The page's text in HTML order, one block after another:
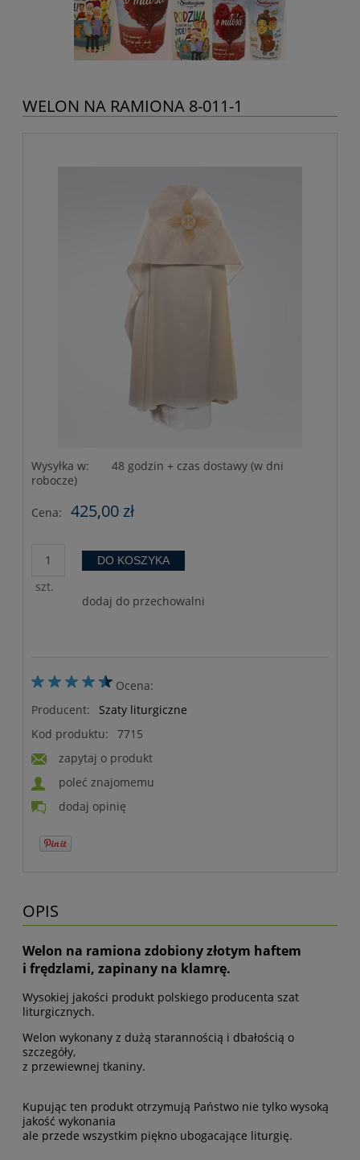
WELON NA RAMIONA 8-011-1
Wysyłka w:
48 godzin + czas dostawy (w dni
robocze)
Cena: 425,00 zł
szt.
DO KOSZYKA
dodaj do przechowalni
Ocena:
Producent:
Szaty liturgiczne
Kod produktu:
7715
zapytaj o produkt
poleć znajomemu
dodaj opinię
OPIS
Welon na ramiona zdobiony złotym haftem
i frędzlami, zapinany na klamrę.
Wysokiej jakości produkt polskiego producenta szat
liturgicznych.
Welon wykonany z dużą starannością i dbałością o
szczegóły,
z przewiewnej tkaniny.
Kupując ten produkt otrzymują Państwo nie tylko wysoką
jakość wykonania
ale przede wszystkim piękno ubogacające liturgię.